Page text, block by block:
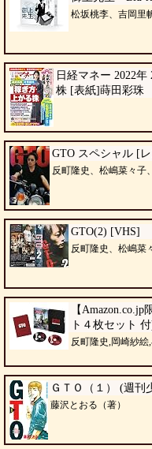
松坂桃李、吉岡里
日経マネー 2022
株 [表紙]蒔田彩珠
GTO スペシャル [
反町隆史、松嶋菜々子
GTO(2) [VHS]
反町隆史、松嶋菜
【
ト４枚セット
反町隆史,岡崎紗
ＧＴＯ（１） (週刊
藤沢とおる（著）